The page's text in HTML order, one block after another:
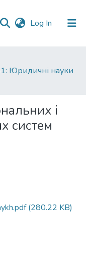
Log In (current)
Юридичні науки
і
систем
(280.22 KB)